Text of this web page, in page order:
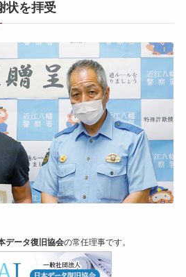
状を拝受
データ復旧協会の常任理事です。